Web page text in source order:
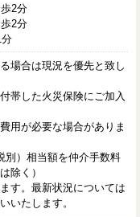
2分
2分
場合は現況を優先と致し
帯した火災保険にご加入
用が必要な場合がありま
）相当額を仲介手数料
除く）
す。最新状況については
いたします。